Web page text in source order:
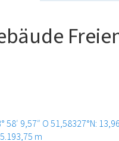
58′ 9,57″ O51,58327°N:
m